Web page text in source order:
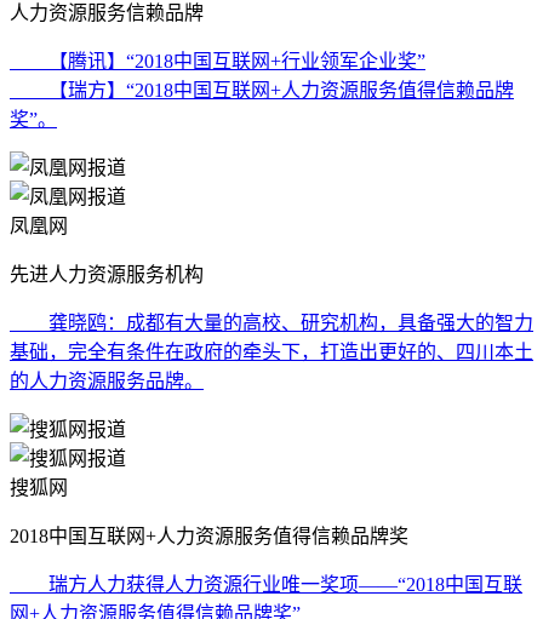
人力资源服务信赖品牌
【腾讯】“2018中国互联网+行业领军企业奖”
【瑞方】“2018中国互联网+人力资源服务值得信赖品牌
奖”。
凤凰网
先进人力资源服务机构
龚晓鸥：成都有大量的高校、研究机构，具备强大的智力
基础，完全有条件在政府的牵头下，打造出更好的、四川本土
的人力资源服务品牌。
搜狐网
2018中国互联网+人力资源服务值得信赖品牌奖
瑞方人力获得人力资源行业唯一奖项——“2018中国互联
网+人力资源服务值得信赖品牌奖”